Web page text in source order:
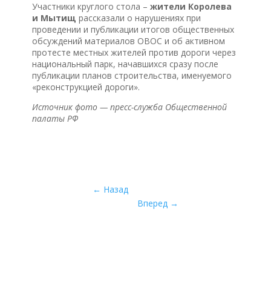
Участники круглого стола – жители Королева
и Мытищ рассказали о нарушениях при
проведении и публикации итогов общественных
обсуждений материалов ОВОС и об активном
протесте местных жителей против дороги через
национальный парк, начавшихся сразу после
публикации планов строительства, именуемого
«реконструкцией дороги».
Источник фото — пресс-служба Общественной
палаты РФ
← Назад
Вперед →